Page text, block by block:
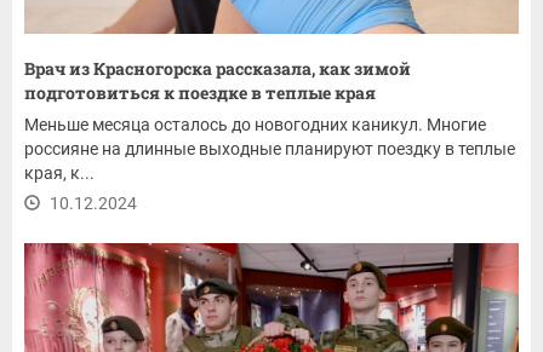
Врач из Красногорска рассказала, как зимой
подготовиться к поездке в теплые края
Меньше месяца осталось до новогодних каникул. Многие
россияне на длинные выходные планируют поездку в теплые
края, к...
10.12.2024